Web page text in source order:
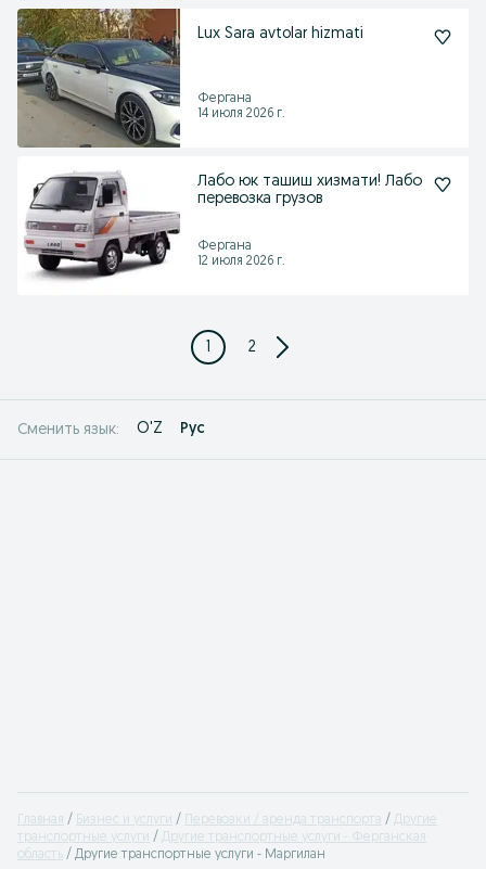
Lux Sara avtolar hizmati
Фергана
14 июля 2026 г.
Лабо юк ташиш хизмати! Лабо
перевозка грузов
Фергана
12 июля 2026 г.
1 2
Сменить язык: O'Z Рус
Главная Бизнес и услуги Перевозки / аренда транспорта
Другие
транспортные услуги
Другие транспортные услуги - Ферганская
область
Другие транспортные услуги - Маргилан